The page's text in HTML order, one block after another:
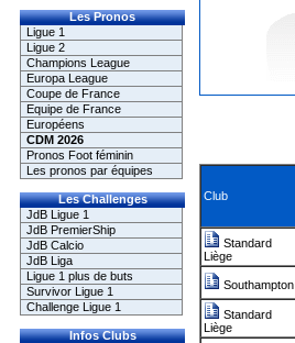
Les Pronos
Ligue 1
Ligue 2
Champions League
Europa League
Coupe de France
Equipe de France
Européens
CDM 2026
Pronos Foot féminin
Les pronos par équipes
Les Challenges
JdB Ligue 1
JdB PremierShip
JdB Calcio
JdB Liga
Ligue 1 plus de buts
Survivor Ligue 1
Challenge Ligue 1
Infos Clubs
Club
Standard
Liège
Southampton
Standard
Liège